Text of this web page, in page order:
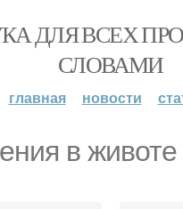
ДЛЯ ВСЕХ
СЛОВАМИ
главная новости
в животе